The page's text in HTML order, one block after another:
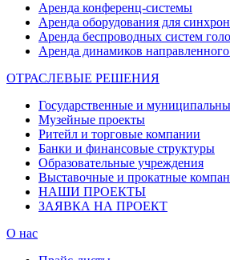
Аренда конференц-системы
Аренда оборудования для
Аренда беспроводных систем
Аренда динамиков направленного
ОТРАСЛЕВЫЕ РЕШЕНИЯ
Государственные и
Музейные проекты
Ритейл и торговые компании
Банки и финансовые структуры
Образовательные учреждения
Выставочные и прокатные
НАШИ ПРОЕКТЫ
ЗАЯВКА НА ПРОЕКТ
О нас